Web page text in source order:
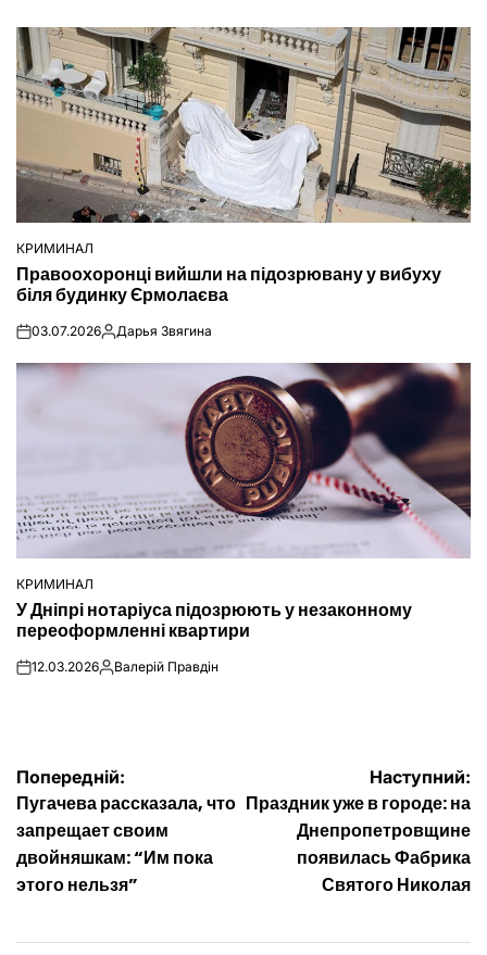
ОПУБЛІКУВАТИ
КРИМИНАЛ
Правоохоронці вийшли на підозрювану у вибуху
біля будинку Єрмолаєва
on03.07.2026Опубліковано
Дарья Звягина
ОПУБЛІКУВАТИ
У
КРИМИНАЛ
У Дніпрі нотаріуса підозрюють у незаконному
переоформленні квартири
on12.03.2026Опубліковано
Валерій Правдін
Навігація
записів
Попередній:
Пугачева рассказала, что
запрещает своим
двойняшкам: “Им пока
этого нельзя”
Наступний:
Праздник уже в городе: на
Днепропетровщине
появилась Фабрика
Святого Николая